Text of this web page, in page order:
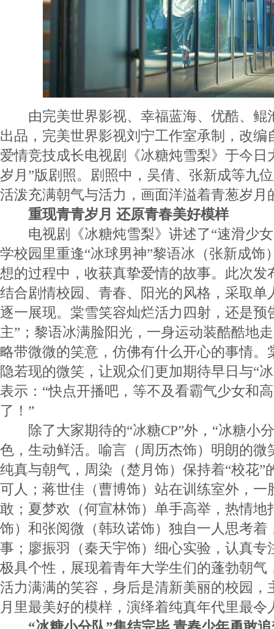
由完美世界影视、幸福蓝海、优酷、鲲
出品，完美世界影视刘宁工作室承制，改编
爱情竞技成长电视剧《冰糖炖雪梨》于今日
岁月”版剧照。剧照中，吴倩、张新成等九
活泼充满朝气与活力，画面洋溢着青葱岁月
重现青青岁月 还原青春美好模样
电视剧《冰糖炖雪梨》讲述了“速滑少女
学校园里重逢“冰球男神”黎语冰（张新成饰
想的过程中，收获真挚爱情的故事。此次发
结合剧情校园、青春、阳光的风格，采取单
逐一展现。棠雪笑容灿烂活力四射，还是预
主”；黎语冰满脸阳光，一身运动装酷酷地
略带微微的笑意，仿佛有什么开心的事情。
隐若现的微笑，让观众们更加期待早日与“
表示：“快点开播吧，等不及看霸气少女和
了！”
除了大家期待的“冰糖CP”外，“冰糖小
色，生动鲜活。喻言（周历杰饰）明朗的微
纯真与朝气，周染（楚月饰）保持着“校花”
可人；蒋世佳（曹博饰）站在训练室外，一
敢；夏梦欢（何宣林饰）单手高举，热情地
饰）和张阅微（韩玖诺饰）独自一人思考着
事；廖振羽（秦天宇饰）细心实验，认真专
极具个性，展现着青年大学生们的蓬勃朝气
活力满满的笑容，身后是清新美丽的校园，
月里最美好的模样，演绎着纯真年代里最令